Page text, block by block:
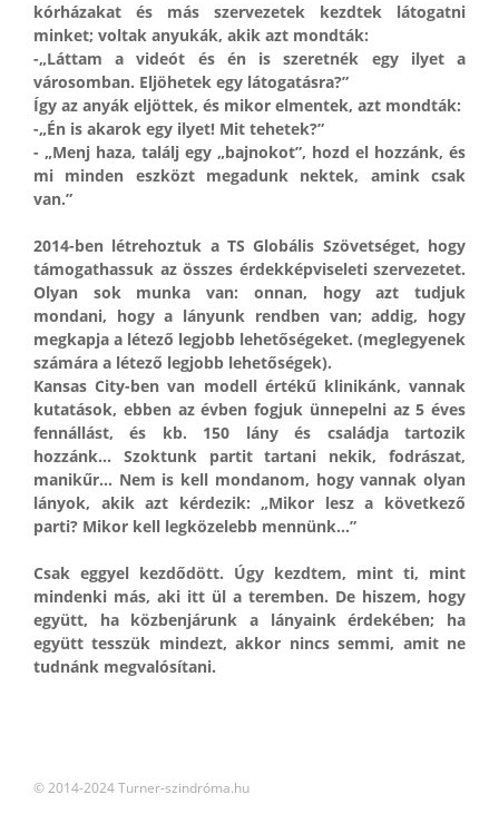
kórházakat és más szervezetek kezdtek látogatni
minket; voltak anyukák, akik azt mondták:
-„Láttam a videót és én is szeretnék egy ilyet a
városomban. Eljöhetek egy látogatásra?”
Így az anyák eljöttek, és mikor elmentek, azt mondták:
-„Én is akarok egy ilyet! Mit tehetek?”
- „Menj haza, találj egy „bajnokot”, hozd el hozzánk, és
mi minden eszközt megadunk nektek, amink csak
van.”
2014-ben létrehoztuk a TS Globális Szövetséget, hogy
támogathassuk az összes érdekképviseleti szervezetet.
Olyan sok munka van: onnan, hogy azt tudjuk
mondani, hogy a lányunk rendben van; addig, hogy
megkapja a létező legjobb lehetőségeket. (meglegyenek
számára a létező legjobb lehetőségek).
Kansas City-ben van modell értékű klinikánk, vannak
kutatások, ebben az évben fogjuk ünnepelni az 5 éves
fennállást, és kb. 150 lány és családja tartozik
hozzánk… Szoktunk partit tartani nekik, fodrászat,
manikűr… Nem is kell mondanom, hogy vannak olyan
lányok, akik azt kérdezik: „Mikor lesz a következő
parti? Mikor kell legközelebb mennünk...”
Csak eggyel kezdődött. Úgy kezdtem, mint ti, mint
mindenki más, aki itt ül a teremben. De hiszem, hogy
együtt, ha közbenjárunk a lányaink érdekében; ha
együtt tesszük mindezt, akkor nincs semmi, amit ne
tudnánk megvalósítani.
© 2014-2024 Turner-szindróma.hu